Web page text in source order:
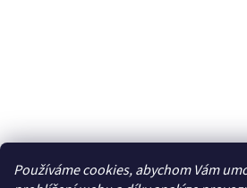
Používáme cookies, abychom Vám
Sledovat na Instagramu